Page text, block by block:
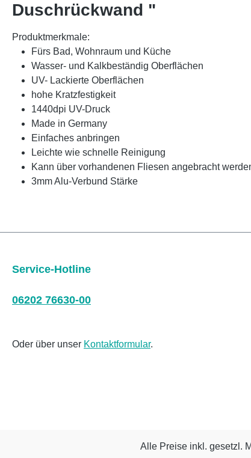
Duschrückwand "
Produktmerkmale:
Fürs Bad, Wohnraum und Küche
Wasser- und Kalkbeständig Oberflächen
UV- Lackierte Oberflächen
hohe Kratzfestigkeit
1440dpi UV-Druck
Made in Germany
Einfaches anbringen
Leichte wie schnelle Reinigung
Kann über vorhandenen Fliesen angebracht
3mm Alu-Verbund Stärke
Service-Hotline
06202 76630-00
Oder über unser Kontaktformular.
Alle Preise inkl. gesetzl.